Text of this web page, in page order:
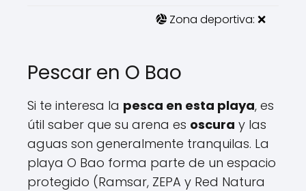
Zona deportiva: ❌
Pescar en O Bao
Si te interesa la pesca en esta playa, es
útil saber que su arena es oscura y las
aguas son generalmente tranquilas. La
playa O Bao forma parte de un espacio
protegido (Ramsar, ZEPA y Red Natura